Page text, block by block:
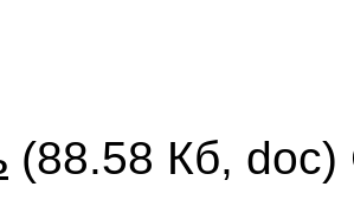
(88.58 Кб, doc)